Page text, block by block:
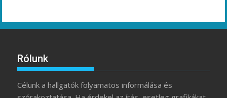
Rólunk
Célunk a hallgatók folyamatos informálása és